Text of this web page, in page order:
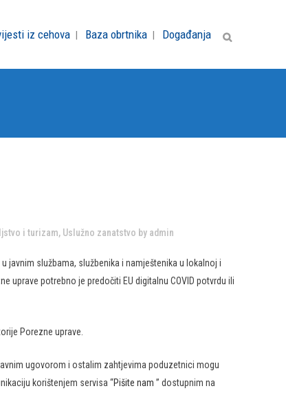
iz cehova Baza obrtnika Događanja
i turizam, Uslužno zanatstvo by admin
javnim službama, službenika i namještenika u lokalnoj i
uprave potrebno je predočiti EU digitalnu COVID potvrdu ili
Porezne uprave.
ugovorom i ostalim zahtjevima poduzetnici mogu
korištenjem servisa “Pišite nam ” dostupnim na